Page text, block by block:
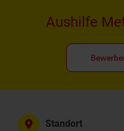
Aushilfe
Standort